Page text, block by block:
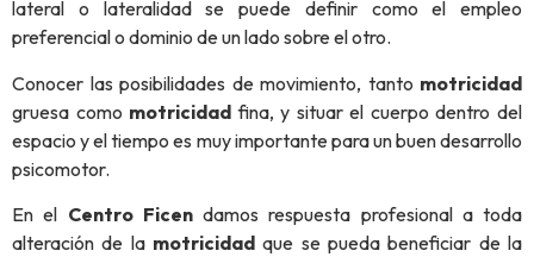
lateral o lateralidad se puede definir como el empleo
preferencial o dominio de un lado sobre el otro.
Conocer las posibilidades de movimiento, tanto motricidad
gruesa como motricidad fina, y situar el cuerpo dentro del
espacio y el tiempo es muy importante para un buen desarrollo
psicomotor.
En el Centro Ficendamos respuesta profesional a toda
alteración de la motricidad que se pueda beneficiar de la